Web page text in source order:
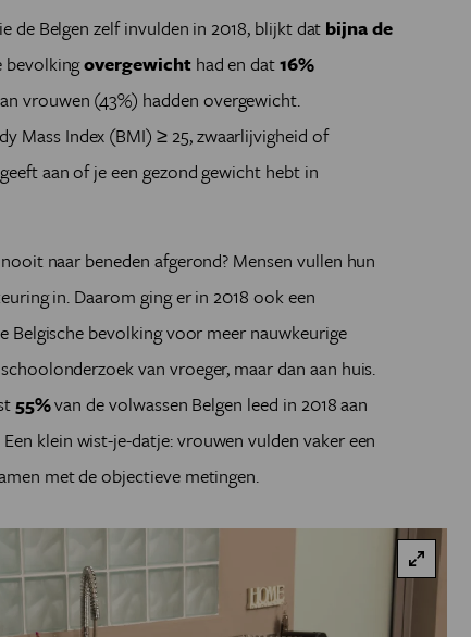
de Belgen zelf invulden in 2018, blijkt dat bijna de
bevolkingovergewichthad en dat16%
vrouwen (43%) hadden overgewicht.
Mass Index (BMI) ≥ 25, zwaarlijvigheid of
aan of je een gezond gewicht hebt in
naar beneden afgerond? Mensen vullen hun
in. Daarom ging er in 2018 ook een
Belgische bevolking voor meer nauwkeurige
van vroeger, maar dan aan huis.
55%van de volwassen Belgen leed in 2018 aan
Een klein wist-je-datje: vrouwen vulden vaker een
met de objectieve metingen.